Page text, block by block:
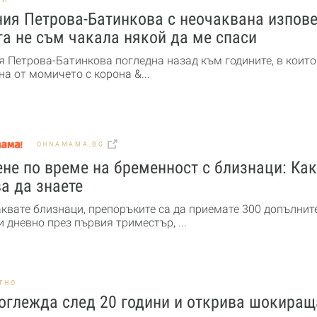
Петрова-Батинкова с неочаквана
не съм чакала някой да ме спаси
Петрова-Батинкова погледна назад към годините, в
от момичето с корона &...
OHNAMAMA.BG
по време на бременност с близнаци:
да знаете
близнаци, препоръките са да приемате 300
дневно през първия триместър, ...
след 20 години и открива